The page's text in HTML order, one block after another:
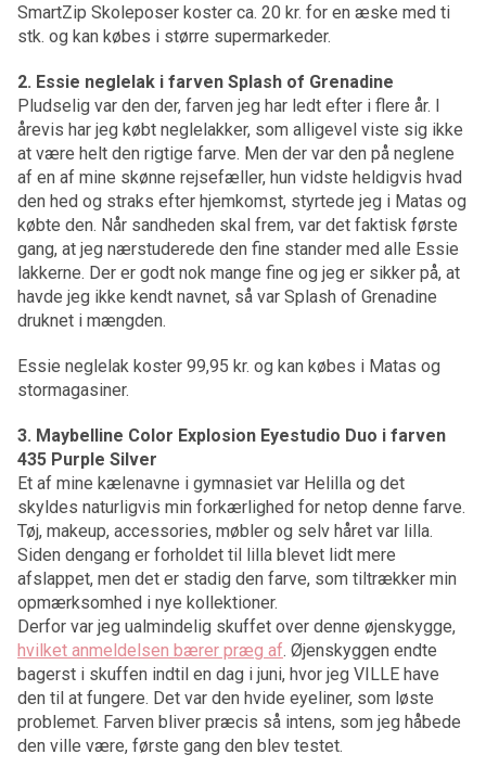
SmartZip Skoleposer koster ca. 20 kr. for en æske med ti
stk. og kan købes i større supermarkeder.
2. Essie neglelak i farven Splash of Grenadine
Pludselig var den der, farven jeg har ledt efter i flere år. I
årevis har jeg købt neglelakker, som alligevel viste sig ikke
at være helt den rigtige farve. Men der var den på neglene
af en af mine skønne rejsefæller, hun vidste heldigvis hvad
den hed og straks efter hjemkomst, styrtede jeg i Matas og
købte den. Når sandheden skal frem, var det faktisk første
gang, at jeg nærstuderede den fine stander med alle Essie
lakkerne. Der er godt nok mange fine og jeg er sikker på, at
havde jeg ikke kendt navnet, så var Splash of Grenadine
druknet i mængden.
Essie neglelak koster 99,95 kr. og kan købes i Matas og
stormagasiner.
3. Maybelline Color Explosion Eyestudio Duo i farven
435 Purple Silver
Et af mine kælenavne i gymnasiet var Helilla og det
skyldes naturligvis min forkærlighed for netop denne farve.
Tøj, makeup, accessories, møbler og selv håret var lilla.
Siden dengang er forholdet til lilla blevet lidt mere
afslappet, men det er stadig den farve, som tiltrækker min
opmærksomhed i nye kollektioner.
Derfor var jeg ualmindelig skuffet over denne øjenskygge,
hvilket anmeldelsen bærer præg af. Øjenskyggen endte
bagerst i skuffen indtil en dag i juni, hvor jeg VILLE have
den til at fungere. Det var den hvide eyeliner, som løste
problemet. Farven bliver præcis så intens, som jeg håbede
den ville være, første gang den blev testet.